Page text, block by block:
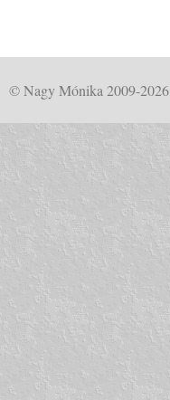
© Nagy Mónika 2009-2026